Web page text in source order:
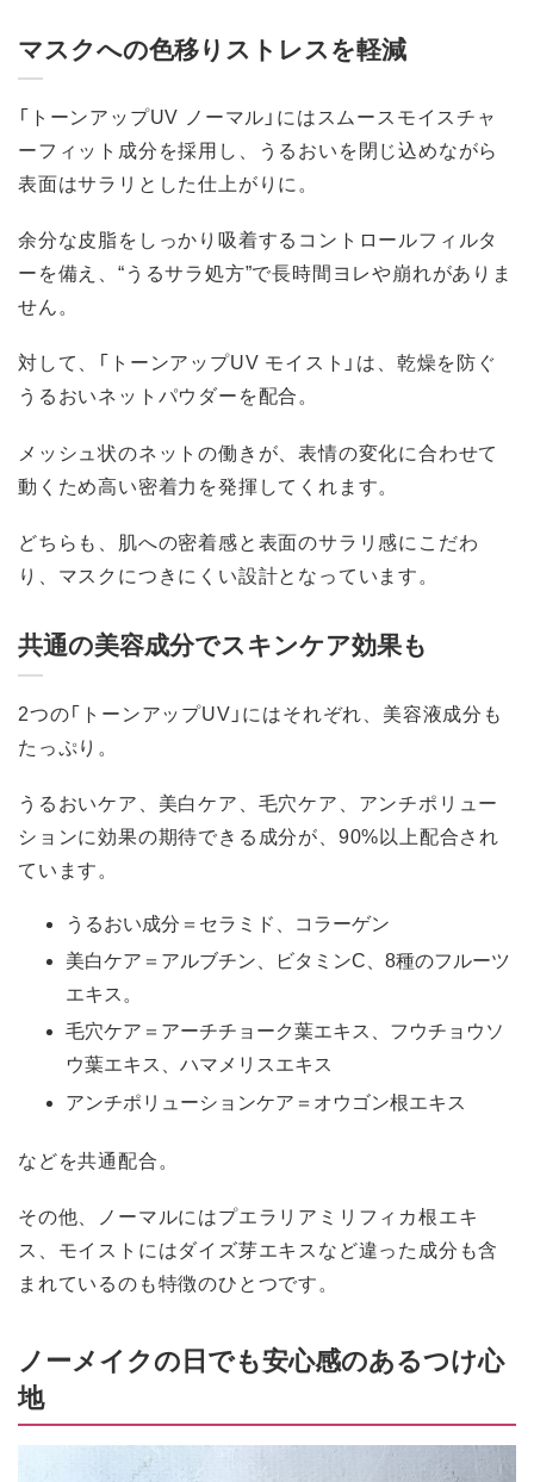
マスクへの色移りストレスを軽減
「トーンアップUV ノーマル」にはスムースモイスチャ
ーフィット成分を採用し、うるおいを閉じ込めながら
表面はサラリとした仕上がりに。
余分な皮脂をしっかり吸着するコントロールフィルタ
ーを備え、“うるサラ処方”で長時間ヨレや崩れがありま
せん。
対して、「トーンアップUV モイスト」は、乾燥を防ぐ
うるおいネットパウダーを配合。
メッシュ状のネットの働きが、表情の変化に合わせて
動くため高い密着力を発揮してくれます。
どちらも、肌への密着感と表面のサラリ感にこだわ
り、マスクにつきにくい設計となっています。
共通の美容成分でスキンケア効果も
2つの「トーンアップUV」にはそれぞれ、美容液成分も
たっぷり。
うるおいケア、美白ケア、毛穴ケア、アンチポリュー
ションに効果の期待できる成分が、90%以上配合され
ています。
うるおい成分＝セラミド、コラーゲン
美白ケア＝アルブチン、ビタミンC、8種のフルーツ
エキス。
毛穴ケア＝アーチチョーク葉エキス、フウチョウソ
ウ葉エキス、ハマメリスエキス
アンチポリューションケア＝オウゴン根エキス
などを共通配合。
その他、ノーマルにはプエラリアミリフィカ根エキ
ス、モイストにはダイズ芽エキスなど違った成分も含
まれているのも特徴のひとつです。
ノーメイクの日でも安心感のあるつけ心
地